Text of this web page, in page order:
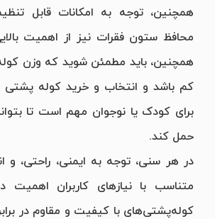
همچنین، توجه به امکانات قابل
محافظ ستون فقرات نیز از اهمیت
همچنین، باید مطمئن شوید که وزن
کم باشد و انتخاب و خرید کوله پشتی
برای کودک یا نوجوان مهم است تا
حمل کند.
در هر سنی، توجه به ایمنی، راحتی، و
متناسب با نیازهای کاربران اهمیت
کوله‌پشتی‌های با کیفیت و مقاوم در